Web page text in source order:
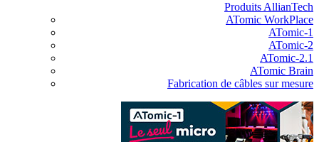
Produits AllianTech
ATomic WorkPlace
ATomic-1
ATomic-2
ATomic-2.1
ATomic Brain
Fabrication de câbles sur mesure